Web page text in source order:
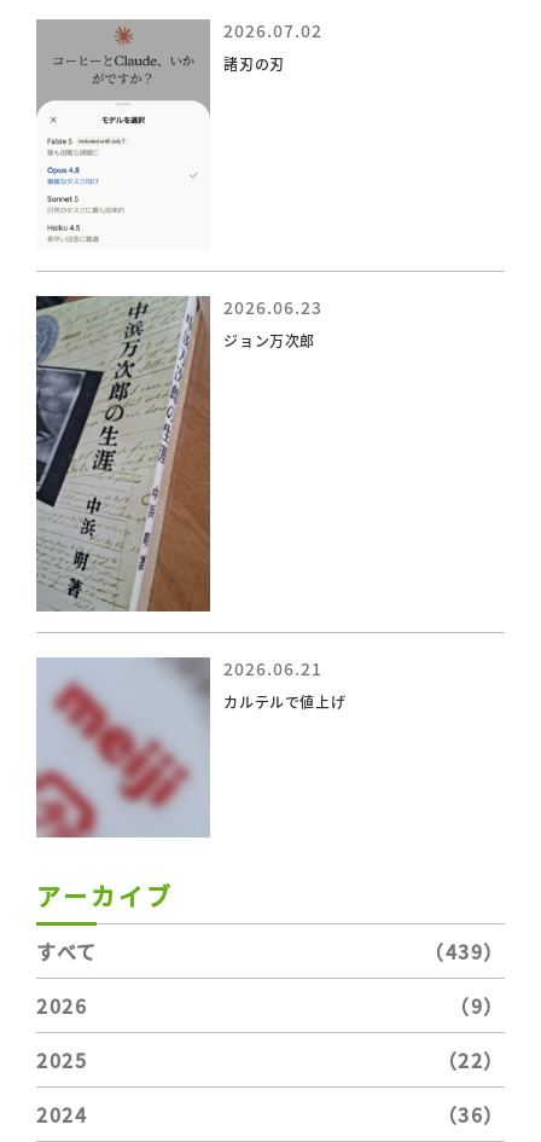
2026.07.02
諸刃の刃
2026.06.23
ジョン万次郎
2026.06.21
カルテルで値上げ
アーカイブ
すべて
（439）
2026
（9）
2025
（22）
2024
（36）